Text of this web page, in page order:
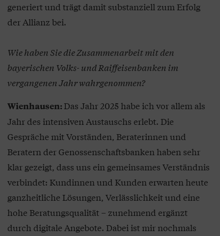
generiert und trägt damit substanziell zum Erfolg
der Allianz bei.
Wie haben Sie die Zusammenarbeit mit den
bayerischen Volks- und Raiffeisenbanken im
vergangenen Jahr wahrgenommen?
Wienhausen:Das Jahr 2025 habe ich vor allem als
Jahr des intensiven Austauschs erlebt. Die
Gespräche mit Vorständen, Beraterinnen und
Beratern der Genossenschaftsbanken haben sehr
klar gezeigt, dass uns ein gemeinsames Verständnis
verbindet: Kundinnen und Kunden erwarten heute
ganzheitliche Lösungen, Verlässlichkeit und eine
hohe Beratungsqualität – zunehmend ergänzt
durch digitale Angebote. Dabei ist mir nochmals